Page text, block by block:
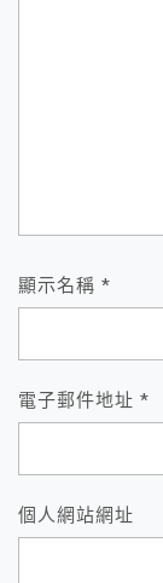
顯示名稱 *
電子郵件地址 *
個人網站網址